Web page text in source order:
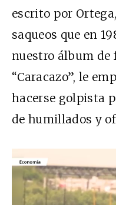
escrito por
saqueos que en
nuestro álbum de
“Caracazo”, le
hacerse golpista
de humillados y